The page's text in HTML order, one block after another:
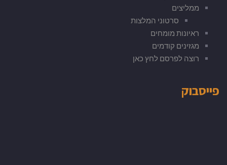
ממליצים
סרטוני המלצות
ראיונות מומחים
מגזינים קודמים
רוצה לפרסם לחץ כאן
פייסבוק